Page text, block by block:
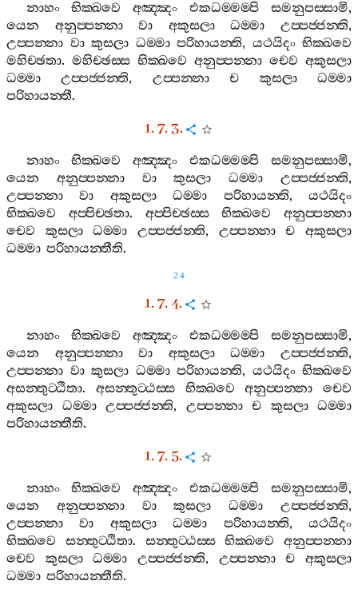
නාහං භික‍්ඛවෙ අඤ‍්ඤං එකධම‍්මම‍්පි සමනුපස‍්සාමි,
යෙන
අනුප‍්පන‍්නා වා අකුසලා ධම‍්මා උප‍්පජ‍්ජන‍්ති,
උප‍්පන‍්නා වා කුසලා ධම‍්මා පරිහායන‍්ති, යථයිදං භික‍්ඛවෙ
මහිච‍්ඡතා. මහිච‍්ඡස‍්ස භික‍්ඛවෙ අනුප‍්පන‍්නා චෙව අකුසලා
ධම‍්මා
උප‍්පජ‍්ජන‍්ති, උප‍්පන‍්නා ච කුසලා
ධම‍්මා
පරිහායන‍්තී.
1. 7. 3.
නාහං භික‍්ඛවෙ අඤ‍්ඤං එකධම‍්මම‍්පි සමනුපස‍්සාමි,
යෙන
අනුප‍්පන‍්නා වා කුසලා ධම‍්මා උප‍්පජ‍්ජන‍්ති,
උප‍්පන‍්නා
වා අකුසලා ධම‍්මා පරිහායන‍්ති,යථයිදං
භික‍්ඛවෙ
අප‍්පිච‍්ඡතා. අප‍්පිච‍්ඡස‍්ස භික‍්ඛවෙ
අනුප‍්පන‍්නා
චෙව
කුසලා ධම‍්මා උප‍්පජ‍්ජන‍්ති, උප‍්පන‍්නා ච
අකුසලා
ධම‍්මා පරිහායන‍්තීති.
24
1. 7. 4.
නාහං භික‍්ඛවෙ අඤ‍්ඤං එකධම‍්මම‍්පි සමනුපස‍්සාමි,
යෙන
අනුප‍්පන‍්නා වා අකුසලා ධම‍්මා උප‍්පජ‍්ජන‍්ති,
උප‍්පන‍්නා වා කුසලා ධම‍්මා පරිහායන‍්ති, යථයිදං භික‍්ඛවෙ
අසන‍්තුට‍්ඨිතා. අසන‍්තුට‍්ඨස‍්ස භික‍්ඛවෙ අනුප‍්පන‍්නා
චෙව
අකුසලා
ධම‍්මා උප‍්පජ‍්ජන‍්ති, උප‍්පන‍්නා ච කුසලා
ධම‍්මා
පරිහායන‍්තීති.
1. 7. 5.
නාහං භික‍්ඛවෙ අඤ‍්ඤං එකධම‍්මම‍්පි සමනුපස‍්සාමි,
යෙන
අනුප‍්පන‍්නා වා කුසලා ධම‍්මා උප‍්පජ‍්ජන‍්ති,
උප‍්පන‍්නා
වා අකුසලා ධම‍්මා පරිහායන‍්ති,යථයිදං
භික‍්ඛවෙ
සන‍්තුට‍්ඨිතා. සන‍්තුට‍්ඨස‍්ස භික‍්ඛවෙ
අනුප‍්පන‍්නා
චෙව
කුසලා ධම‍්මා උප‍්පජ‍්ජන‍්ති, උප‍්පන‍්නා ච
අකුසලා
ධම‍්මා පරිහායන‍්තීති.